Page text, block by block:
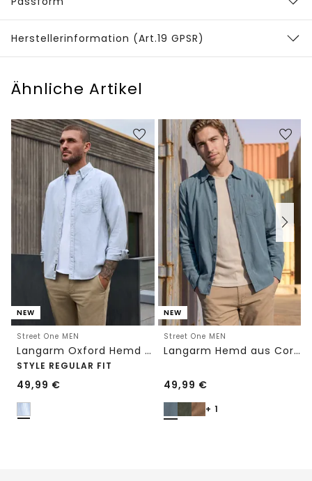
Herstellerinformation (Art.19 GPSR)
Ähnliche Artikel
NEW
Street One MEN
Langarm Oxford Hemd mit Streifenmuster
STYLE REGULAR FIT
49,99 €
NEW
Street One MEN
Langarm Hemd aus Cord in Unifarbe
49,99 €
+ 1